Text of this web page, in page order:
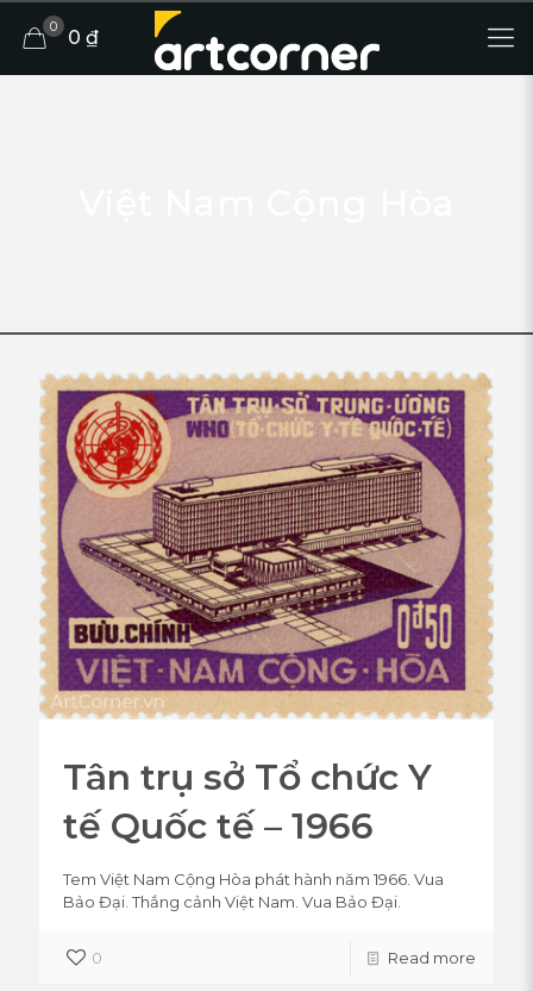
0 0 ₫
Tân trụ sở Tổ chức Y
tế Quốc tế – 1966
Tem Việt Nam Cộng Hòa phát hành năm 1966. Vua
Bảo Đại. Thắng cảnh Việt Nam. Vua Bảo Đại.
0 Read more